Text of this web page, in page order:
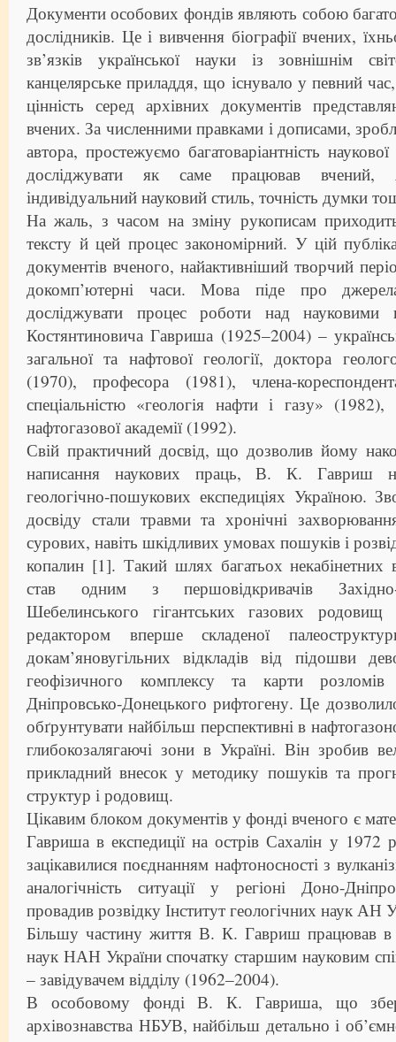
Документи особових фондів являють собою
дослідників. Це і вивчення біографії вчених,
зв’язків української науки із зовнішнім
канцелярське приладдя, що існувало у певний
цінність серед архівних документів
вчених. За численними правками і дописами,
автора, простежуємо багатоваріантність
досліджувати як саме працював вчений,
індивідуальний науковий стиль, точність думки
На жаль, з часом на зміну рукописам
тексту й цей процес закономірний. У цій
документів вченого, найактивніший творчий
докомп’ютерні часи. Мова піде про
досліджувати процес роботи над науковими
Костянтиновича Гавриша (1925–2004) –
загальної та нафтової геології, доктора
(1970), професора (1981), члена-
спеціальністю «геологія нафти і газу» (1982),
нафтогазової академії (1992).
Свій практичний досвід, що дозволив йому
написання наукових праць, В. К. Гавриш
геологічно-пошукових експедиціях Україною.
досвіду стали травми та хронічні
сурових, навіть шкідливих умовах пошуків і
копалин [1]. Такий шлях багатьох
став одним з першовідкривачів
Шебелинського гігантських газових
редактором вперше складеної
докам’яновугільних відкладів від підошви
геофізичного комплексу та карти розломів
Дніпровсько-Донецького рифтогену. Це
обґрунтувати найбільш перспективні в
глибокозалягаючі зони в Україні. Він зробив
прикладний внесок у методику пошуків та
структур і родовищ.
Цікавим блоком документів у фонді вченого є
Гавриша в експедиції на острів Сахалін у 1972
зацікавилися поєднанням нафтоносності з
аналогічність ситуації у регіоні Доно-
провадив розвідку Інститут геологічних наук АН
Більшу частину життя В. К. Гавриш працював в
наук НАН України спочатку старшим науковим
– завідувачем відділу (1962–2004).
В особовому фонді В. К. Гавриша, що
архівознавства НБУВ, найбільш детально і